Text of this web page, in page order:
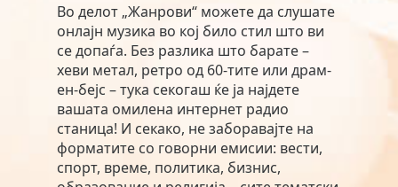
Во делот „Жанрови“ можете да слушате
онлајн музика во кој било стил што ви
се допаѓа. Без разлика што барате –
хеви метал, ретро од 60-тите или драм-
ен-бејс – тука секогаш ќе ја најдете
вашата омилена интернет радио
станица! И секако, не заборавајте на
форматите со говорни емисии: вести,
спорт, време, политика, бизнис,